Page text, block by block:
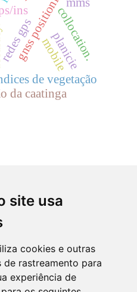
site usa
cookies e outras
de rastreamento para
experiência de
gnss positioning
mobile
indices de vegetação
da caatinga
collocation.
ins
planicie
gps